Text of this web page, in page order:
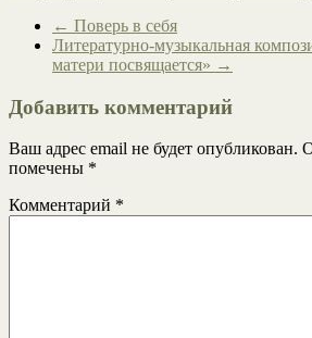
← Поверь в себя
Литературно-музыкальная
матери посвящается» →
Добавить комментарий
Ваш адрес email не будет опубликован.
помечены *
Комментарий *